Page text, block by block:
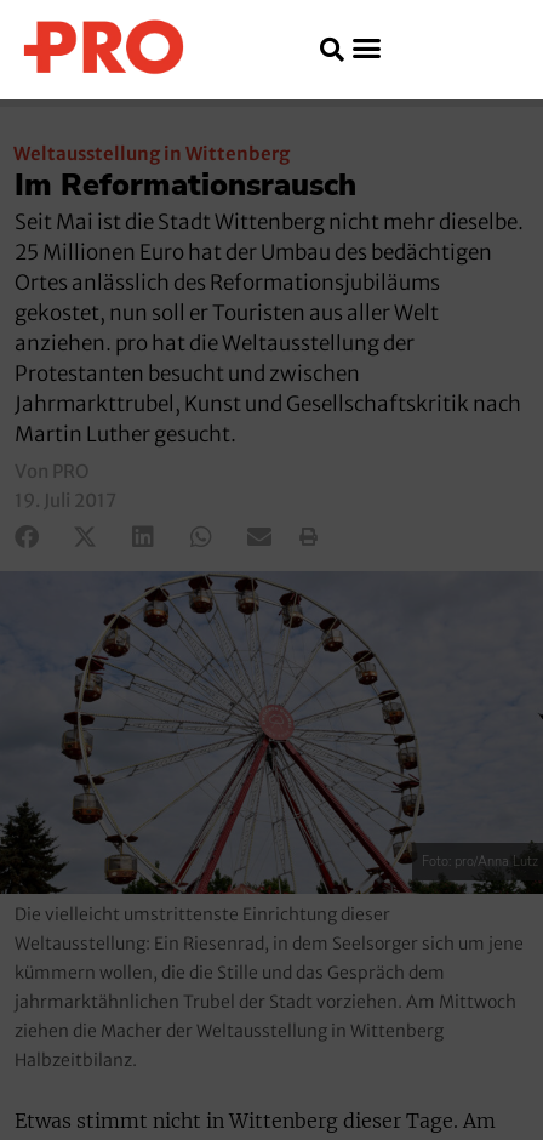
Weltausstellung in Wittenberg
Im Reformationsrausch
Seit Mai ist die Stadt Wittenberg nicht mehr dieselbe.
25 Millionen Euro hat der Umbau des bedächtigen
Ortes anlässlich des Reformationsjubiläums
gekostet, nun soll er Touristen aus aller Welt
anziehen. pro hat die Weltausstellung der
Protestanten besucht und zwischen
Jahrmarkttrubel, Kunst und Gesellschaftskritik nach
Martin Luther gesucht.
Von PRO
19. Juli 2017
Foto: pro/Anna Lutz
Die vielleicht umstrittenste Einrichtung dieser
Weltausstellung: Ein Riesenrad, in dem Seelsorger sich um jene
kümmern wollen, die die Stille und das Gespräch dem
jahrmarktähnlichen Trubel der Stadt vorziehen. Am Mittwoch
ziehen die Macher der Weltausstellung in Wittenberg
Halbzeitbilanz.
Etwas stimmt nicht in Wittenberg dieser Tage. Am